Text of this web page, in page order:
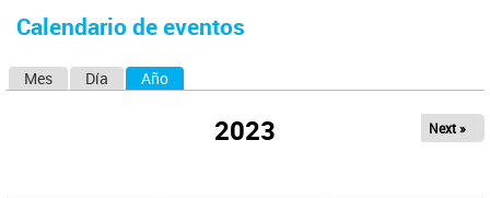
usted
Calendario de eventos
Mes Día Año
2023 Next »